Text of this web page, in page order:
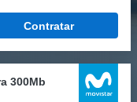
Contratar
300Mb